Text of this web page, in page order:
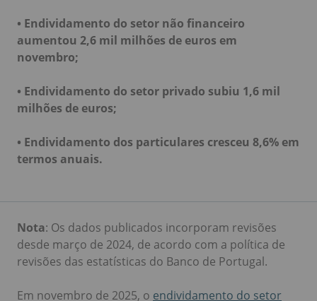
• Endividamento do setor não financeiro
aumentou 2,6 mil milhões de euros em
novembro;
• Endividamento do setor privado subiu 1,6 mil
milhões de euros;
• Endividamento dos particulares cresceu 8,6% em
termos anuais.
Nota: Os dados publicados incorporam revisões
desde março de 2024, de acordo com a política de
revisões das estatísticas do Banco de Portugal.
Em novembro de 2025, o endividamento do setor